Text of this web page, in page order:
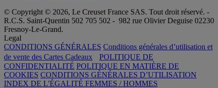
© Copyright © 2026, Le Creuset France SAS. Tout droit réservé. -
R.C.S. Saint-Quentin 502 705 502 - 982 rue Olivier Deguise 02230
Fresnoy-Le-Grand.
Legal
CONDITIONS GÉNÉRALES Conditions générales d’utilisation et
de vente des Cartes Cadeaux
POLITIQUE DE
CONFIDENTIALITÉ POLITIQUE EN MATIÈRE DE
COOKIES CONDITIONS GÉNÉRALES D’UTILISATION
INDEX DE L'ÉGALITÉ FEMMES / HOMMES